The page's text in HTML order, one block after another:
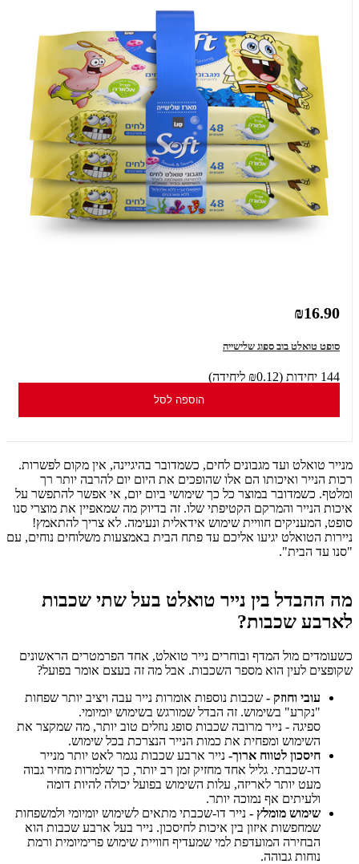
₪16.90
סופט טואלט בוב ספוג שלישייה
144 יחידות (₪0.12 ליחידה)
הוספה לסל
מנייר טואלט ועד מגבונים לחים, כשמדובר בהיגיינה, אין מקום לפשרות.
רכות הנייר ואיכותו הם אלו שהופכים את היום יום להרבה יותר רך
ומלטף. כשמדובר במוצר כל כך שימושי ביום יום, אי אפשר להתפשר על
איכות הנייר והמרקם הקטיפתי שלו. זה בדיוק מה שמאפיין את מוצרי סנו
סופט, המעניקים חוויית שימוש אידאלית ונעימה. לא צריך להתאמץ!
ניירות הטואלט יגיעו אליכם עד פתח הבית באמצעות משלוחים נוחים, עם
"סנו עד הבית".
מה ההבדל בין נייר טואלט בעל שתי שכבות
לארבע שכבות?
כשעומדים מול המדף ובוחרים נייר טואלט, אחד הפרמטרים הראשונים
שקופצים לעין הוא מספר השכבות. אבל מה זה בעצם אומר בפועל?
עובי וחוזק - שכבות נוספות אומרות נייר עבה ויציב יותר שפחות
"נקרע" בשימוש. זה הבדל שמורגש בשימוש יומיומי.
ספיגה - נייר מרובה שכבות סופג נוזלים טוב יותר, מה שמקצר את
השימוש ומפחית את כמות הנייר הנצרכת בכל שימוש.
חיסכון לטווח ארוך- נייר ארבע שכבות נגמר לאט יותר מנייר
דו-שכבתי. גליל אחד מחזיק זמן רב יותר, כך שלמרות מחיר גבוה
מעט יותר לאריזה, עלות השימוש בפועל יכולה להיות דומה
ולעיתים אף נמוכה יותר.
שימוש מומלץ - נייר דו-שכבתי מתאים לשימוש יומיומי ולמשפחות
שמחפשות איזון בין איכות לחיסכון. נייר בעל ארבע שכבות הוא
הבחירה המועדפת למי שמעדיף חוויית שימוש פרימיומית ורמת
נוחות גבוהה.